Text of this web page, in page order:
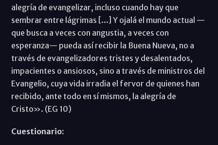
alegría de evangelizar, incluso cuando hay que
sembrar entre lágrimas [...] Y ojalá el mundo actual —
que busca a veces con angustia, a veces con
esperanza— pueda así recibir la Buena Nueva, no a
través de evangelizadores tristes y desalentados,
impacientes o ansiosos, sino a través de ministros del
Evangelio, cuya vida irradia el fervor de quienes han
recibido, ante todo en sí mismos, la alegría de
Cristo». (EG 10)
Cuestionario: